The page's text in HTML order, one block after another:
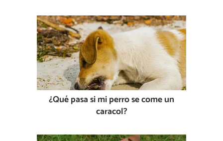
¿Qué pasa si mi perro se come un
caracol?